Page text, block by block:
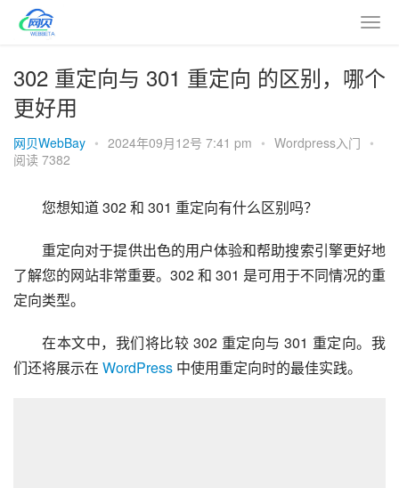
302 重定向与 301 重定向 的区别，哪个
更好用
网贝WebBay • 2024年09月12号 7:41 pm • Wordpress入门 •
阅读 7382
您想知道 302 和 301 重定向有什么区别吗？
重定向对于提供出色的用户体验和帮助搜索引擎更好地
了解您的网站非常重要。302 和 301 是可用于不同情况的重
定向类型。
在本文中，我们将比较 302 重定向与 301 重定向。我
们还将展示在 WordPress 中使用重定向时的最佳实践。